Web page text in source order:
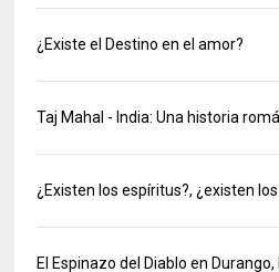
¿Existe el Destino en el amor?
Taj Mahal - India: Una historia
¿Existen los espíritus?, ¿existen
El Espinazo del Diablo en Durango,